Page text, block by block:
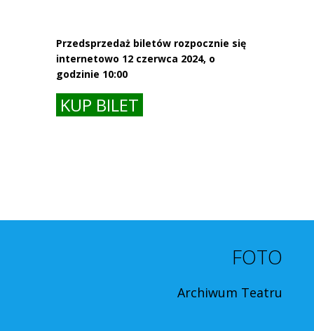
Przedsprzedaż biletów rozpocznie się
internetowo 12 czerwca 2024, o
godzinie 10:00
KUP BILET
FOTO
Archiwum Teatru